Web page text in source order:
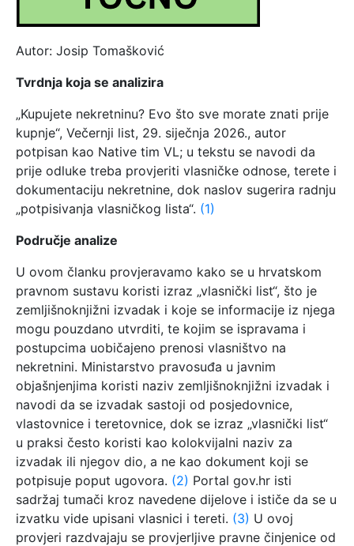
Autor: Josip Tomašković
Tvrdnja koja se analizira
„Kupujete nekretninu? Evo što sve morate znati prije
kupnje“, Večernji list, 29. siječnja 2026., autor
potpisan kao Native tim VL; u tekstu se navodi da
prije odluke treba provjeriti vlasničke odnose, terete i
dokumentaciju nekretnine, dok naslov sugerira radnju
„potpisivanja vlasničkog lista“. (1)
Područje analize
U ovom članku provjeravamo kako se u hrvatskom
pravnom sustavu koristi izraz „vlasnički list“, što je
zemljišnoknjižni izvadak i koje se informacije iz njega
mogu pouzdano utvrditi, te kojim se ispravama i
postupcima uobičajeno prenosi vlasništvo na
nekretnini. Ministarstvo pravosuđa u javnim
objašnjenjima koristi naziv zemljišnoknjižni izvadak i
navodi da se izvadak sastoji od posjedovnice,
vlastovnice i teretovnice, dok se izraz „vlasnički list“
u praksi često koristi kao kolokvijalni naziv za
izvadak ili njegov dio, a ne kao dokument koji se
potpisuje poput ugovora. (2) Portal gov.hr isti
sadržaj tumači kroz navedene dijelove i ističe da se u
izvatku vide upisani vlasnici i tereti. (3) U ovoj
provjeri razdvajaju se provjerljive pravne činjenice od